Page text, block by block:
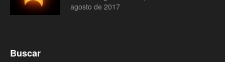
agosto de 2017
Buscar